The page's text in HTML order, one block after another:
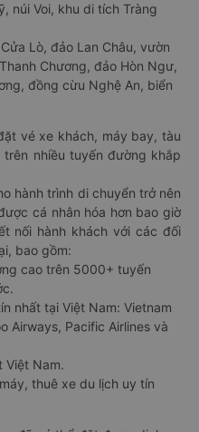
núi Voi, khu di tích Tràng
Lò, đảo Lan Châu, vườn
Chương, đảo Hòn Ngư,
đồng cừu Nghệ An, biển
vé xe khách, máy bay, tàu
nhiều tuyến đường khắp
hành trình di chuyển trở nên
cá nhân hóa hơn bao giờ
nối hành khách với các đối
bao gồm:
cao trên 5000+ tuyến
nhất tại Việt Nam: Vietnam
Airways, Pacific Airlines và
Việt Nam.
thuê xe du lịch uy tín